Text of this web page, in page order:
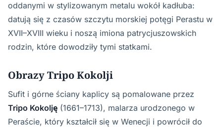
oddanymi w stylizowanym metalu wokół kadłuba:
datują się z czasów szczytu morskiej potęgi Perastu w
XVII–XVIII wieku i noszą imiona patrycjuszowskich
rodzin, które dowodziły tymi statkami.
Obrazy Tripo Kokolji
Sufit i górne ściany kaplicy są pomalowane przez
Tripo Kokolję (1661–1713), malarza urodzonego w
Peraście, który kształcił się w Wenecji i powrócił do